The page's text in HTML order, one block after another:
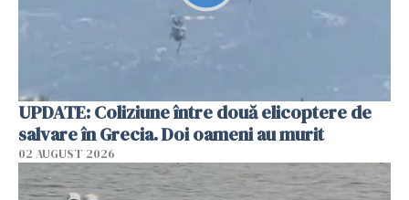
UPDATE: Coliziune între două elicoptere de
salvare în Grecia. Doi oameni au murit
02 AUGUST 2026